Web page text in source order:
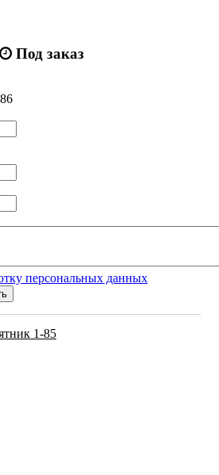
Под заказ
персональных данных
1-85